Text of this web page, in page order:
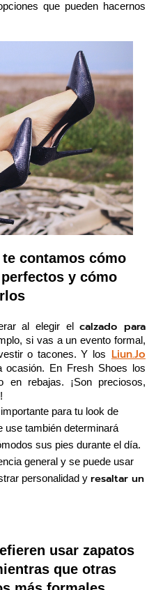
que pueden hacernos
te contamos cómo
y cómo
al elegir el calzado para
si vas a un evento formal,
o tacones. Y los
Liun.Jo
ocasión. En Fresh Shoes los
en rebajas. ¡Son preciosos,
para tu look de
use también determinará
sus pies durante el día.
general y se puede usar
personalidad y resaltar un
usar zapatos
que otras